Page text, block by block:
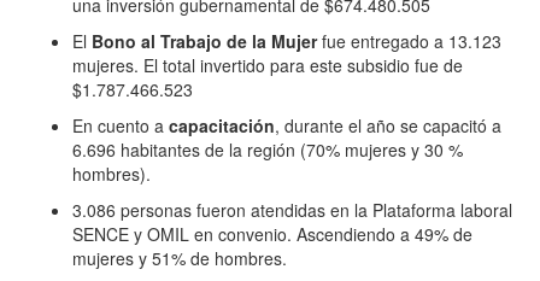
una inversión gubernamental de $674.480.505
El Bono al Trabajo de la Mujerfue entregado a 13.123
mujeres. El total invertido para este subsidio fue de
$1.787.466.523
En cuento a capacitación, durante el año se capacitó a
6.696 habitantes de la región (70% mujeres y 30 %
hombres).
3.086 personas fueron atendidas en la Plataforma laboral
SENCE y OMIL en convenio. Ascendiendo a 49% de
mujeres y 51% de hombres.